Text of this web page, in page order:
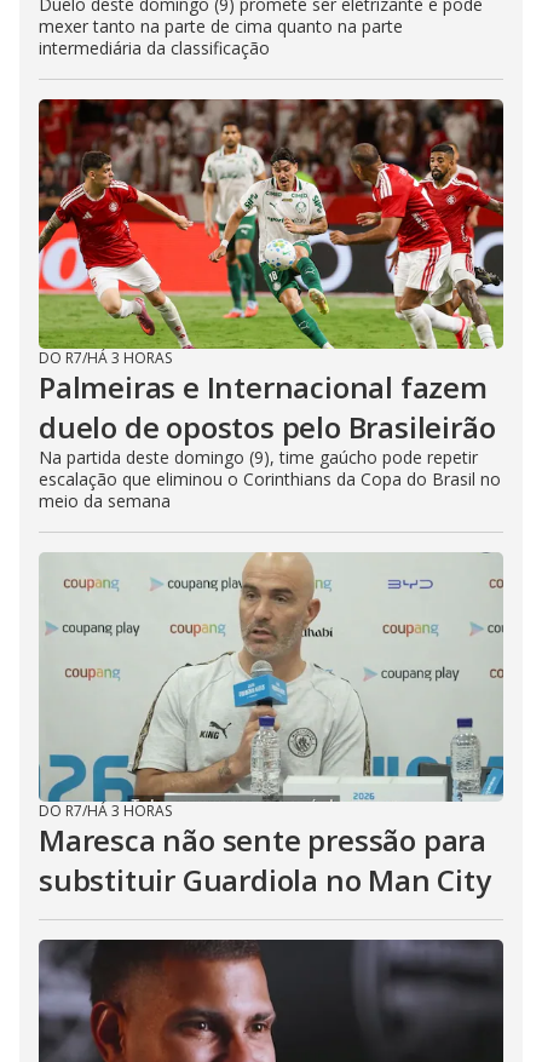
mexer tanto na parte de cima quanto na parte
intermediária da classificação
DO R7/HÁ 3 HORAS
Palmeiras e Internacional fazem
duelo de opostos pelo Brasileirão
Na partida deste domingo (9), time gaúcho pode repetir
escalação que eliminou o Corinthians da Copa do Brasil no
meio da semana
DO R7/HÁ 3 HORAS
Maresca não sente pressão para
substituir Guardiola no Man City